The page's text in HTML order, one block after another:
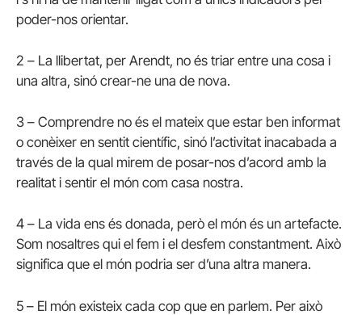
poder-nos orientar.
2 – La llibertat, per Arendt, no és triar entre una cosa i
una altra, sinó crear-ne una de nova.
3 – Comprendre no és el mateix que estar ben informat
o conèixer en sentit científic, sinó l’activitat inacabada a
través de la qual mirem de posar-nos d’acord amb la
realitat i sentir el món com casa nostra.
4 – La vida ens és donada, però el món és un artefacte.
Som nosaltres qui el fem i el desfem constantment. Això
significa que el món podria ser d’una altra manera.
5 – El món existeix cada cop que en parlem. Per això